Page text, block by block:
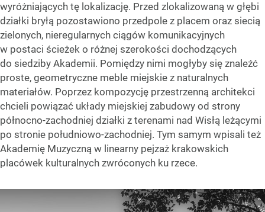
wyróżniających tę lokalizację. Przed zlokalizowaną w głębi
działki bryłą pozostawiono przedpole z placem oraz siecią
zielonych, nieregularnych ciągów komunikacyjnych
w postaci ścieżek o różnej szerokości dochodzących
do siedziby Akademii. Pomiędzy nimi mogłyby się znaleźć
proste, geometryczne meble miejskie z naturalnych
materiałów. Poprzez kompozycję przestrzenną architekci
chcieli powiązać układy miejskiej zabudowy od strony
północno-zachodniej działki z terenami nad Wisłą leżącymi
po stronie południowo-zachodniej. Tym samym wpisali też
Akademię Muzyczną w linearny pejzaż krakowskich
placówek kulturalnych zwróconych ku rzece.